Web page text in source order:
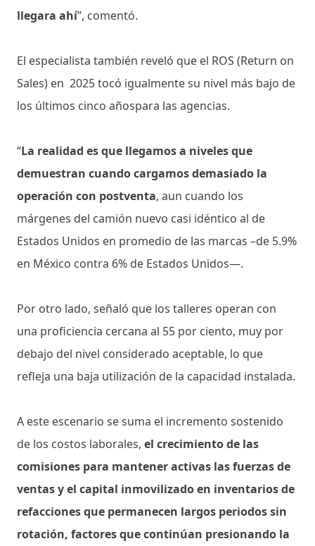
llegara ahí”, comentó.
El especialista también reveló que el ROS (Return on
Sales) en 2025 tocó igualmente su nivel más bajo de
los últimos cinco añospara las agencias.
“La realidad es que llegamos a niveles que
demuestran cuando cargamos demasiado la
operación con postventa, aun cuando los
márgenes del camión nuevo casi idéntico al de
Estados Unidos en promedio de las marcas –de 5.9%
en México contra 6% de Estados Unidos—.
Por otro lado, señaló que los talleres operan con
una proficiencia cercana al 55 por ciento, muy por
debajo del nivel considerado aceptable, lo que
refleja una baja utilización de la capacidad instalada.
A este escenario se suma el incremento sostenido
de los costos laborales, el crecimiento de las
comisiones para mantener activas las fuerzas de
ventas y el capital inmovilizado en inventarios de
refacciones que permanecen largos periodos sin
rotación, factores que continúan presionando la